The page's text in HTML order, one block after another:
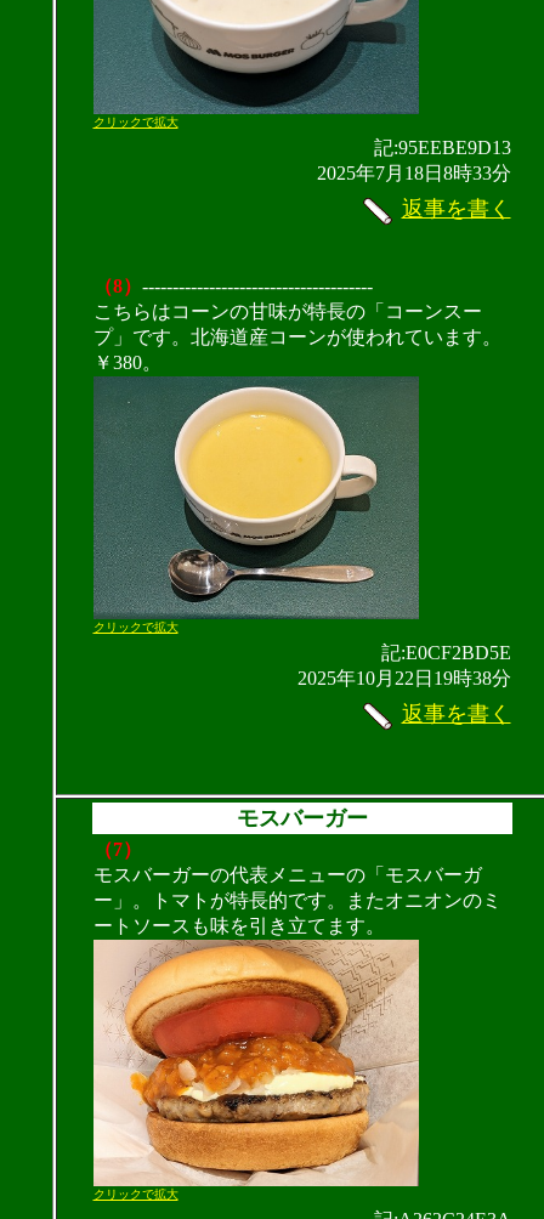
クリックで拡大
記:95EEBE9D13
2025年7月18日8時33分
返事を書く
（8） --------------------------------------
こちらはコーンの甘味が特長の「コーンスー
プ」です。北海道産コーンが使われています。
￥380。
クリックで拡大
記:E0CF2BD5E
2025年10月22日19時38分
返事を書く
モスバーガー
（7）
モスバーガーの代表メニューの「モスバーガ
ー」。トマトが特長的です。またオニオンのミ
ートソースも味を引き立てます。
クリックで拡大